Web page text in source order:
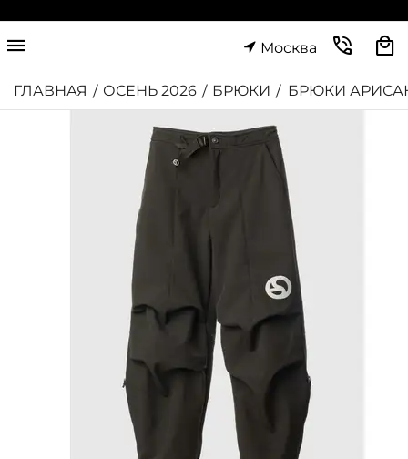
Москва
ГЛАВНАЯ / ОСЕНЬ 2026 / БРЮКИ / БРЮКИ